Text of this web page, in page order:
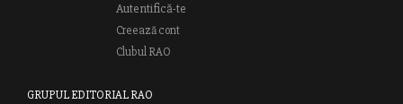
Autentifică-te
Creează cont
Clubul RAO
GRUPUL EDITORIAL RAO